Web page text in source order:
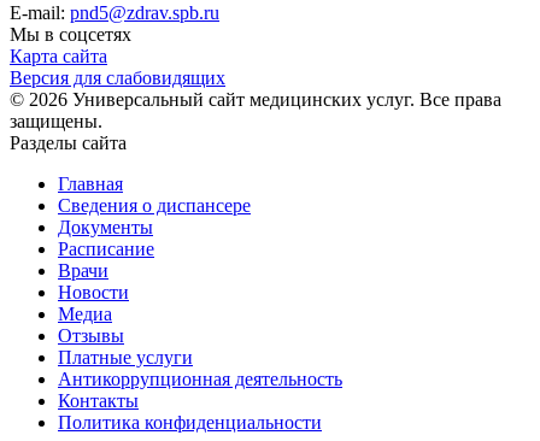
E-mail: pnd5@zdrav.spb.ru
Мы в соцсетях
Карта сайта
Версия для слабовидящих
© 2026 Универсальный сайт медицинских услуг. Все права
защищены.
Разделы сайта
Главная
Сведения о диспансере
Документы
Расписание
Врачи
Новости
Медиа
Отзывы
Платные услуги
Антикоррупционная деятельность
Контакты
Политика конфиденциальности